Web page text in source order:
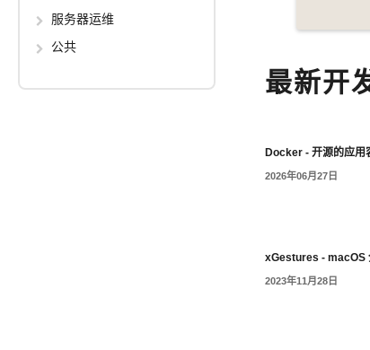
服务器运维
公共
最新开
Docker - 开源的应用
2026年06月27日
xGestures - macOS
2023年11月28日